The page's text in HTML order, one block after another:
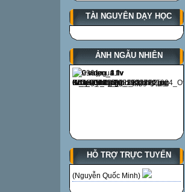
TÀI NGUYÊN DẠY HỌC
ẢNH NGẪU NHIÊN
HỖ TRỢ TRỰC TUYẾN
(Nguyễn Quốc Minh)